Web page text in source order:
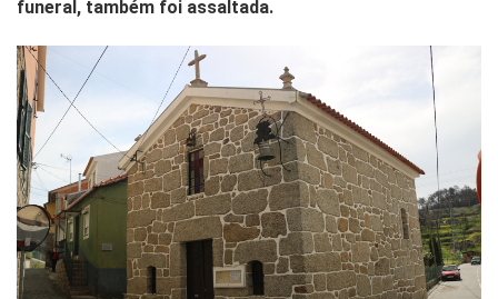
funeral, também foi assaltada.